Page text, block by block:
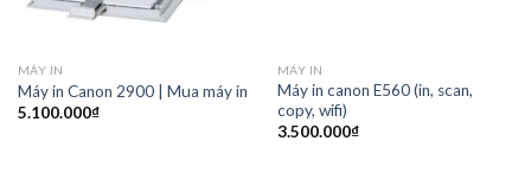
MÁY IN
Máy in Canon 2900 | Mua máy in
5.100.000₫
MÁY IN
Máy in canon E560 (in, scan,
copy, wifi)
3.500.000₫